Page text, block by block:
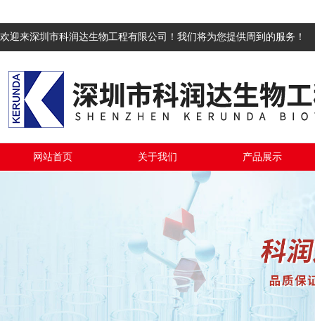
欢迎来深圳市科润达生物工程有限公司！我们将为您提供周到的服务！
网站首页 关于我们 产品展示